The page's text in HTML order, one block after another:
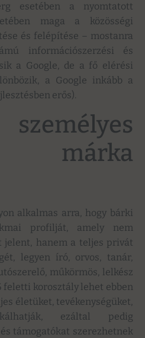
esetében a nyomtatott
maga a közösségi
és felépítése – mostanra
információszerzési és
a Google, de a fő elérési
a Google inkább a
erős).
márka
alkalmas arra, hogy bárki
profilját, amely nem
jelent, hanem a teljes privát
legyen író, orvos, tanár,
műkörmös, lelkész
feletti korosztály lehet ebben
életüket, tevékenységüket,
ezáltal pedig
támogatókat szerezhetnek